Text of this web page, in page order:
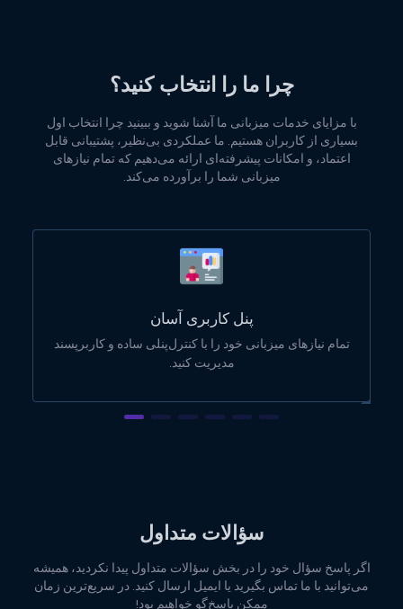
چرا ما را انتخاب کنید؟
با مزایای خدمات میزبانی ما آشنا شوید و ببینید چرا انتخاب اول
بسیاری از کاربران هستیم. ما عملکردی بی‌نظیر، پشتیبانی قابل
اعتماد، و امکانات پیشرفته‌ای ارائه می‌دهیم که تمام نیازهای
میزبانی شما را برآورده می‌کند.
پنل کاربری آسان
تمام نیازهای میزبانی خود را با کنترل‌پنلی ساده و کاربرپسند
مدیریت کنید.
سؤالات متداول
اگر پاسخ سؤال خود را در بخش سؤالات متداول پیدا نکردید، همیشه
می‌توانید با ما تماس بگیرید یا ایمیل ارسال کنید. در سریع‌ترین زمان
ممکن پاسخ‌گو خواهیم بود!